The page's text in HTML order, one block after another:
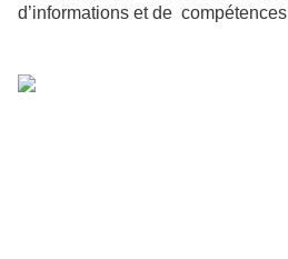
d’informations et de compétences